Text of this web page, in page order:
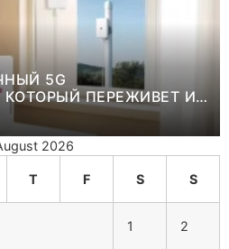
5G
ПЕРЕЖИВЕТ И
ЛЕТО
2026
T F S S
1 2